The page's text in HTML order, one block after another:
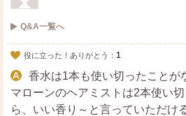
Q&A一覧へ
役に立った！ありがとう： 1
香水は1本も使い切ったことが
マローンのヘアミストは2本使い
ら、いい香り～と言っていただけ